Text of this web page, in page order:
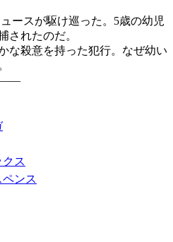
ースが駆け巡った。5歳の幼児
されたのだ。
な殺意を持った犯行。なぜ幼い
――
ス
ペンス